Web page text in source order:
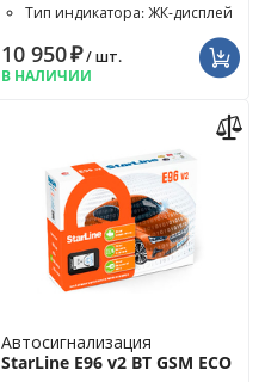
Тип индикатора: ЖК-дисплей
10 950₽/ шт.
В НАЛИЧИИ
Автосигнализация
StarLine E96 v2 BT GSM ECO